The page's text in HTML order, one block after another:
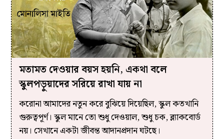
মতামত দেওয়ার বয়স হয়নি, একথা বলে
স্কুলপড়ুয়াদের সরিয়ে রাখা যায় না
করোনা আমাদের নতুন করে বুঝিয়ে দিয়েছিল, স্কুল কতখানি
গুরুত্বপূর্ণ। স্কুল মানে তো শুধু দেওয়াল, শুধু চক, ব্ল্যাকবোর্ড
নয়। সেখানে একটা জীবন্ত আদানপ্রদান ঘটছে।